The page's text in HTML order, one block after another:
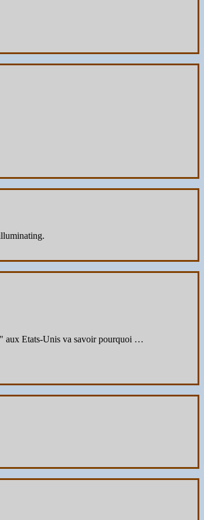
aux Etats-Unis va savoir pourquoi …